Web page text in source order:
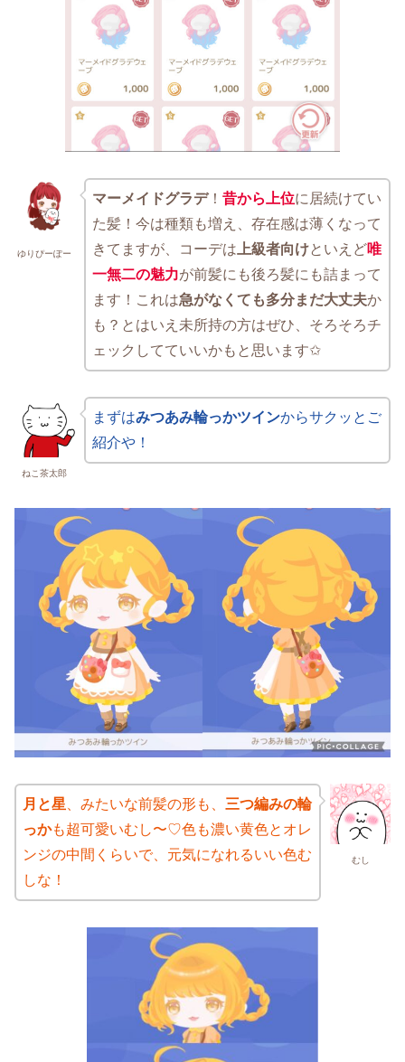
ゆりぴーぽー
マーメイドグラデ！ 昔から上位に居続けてい
た髪！今は種類も増え、存在感は薄くなって
きてますが、コーデは 上級者向けといえど唯
一無二の魅力が前髪にも後ろ髪にも詰まって
ます！これは急がなくても多分まだ大丈夫か
も？とはいえ未所持の方はぜひ、そろそろチ
ェックしてていいかもと思います✩
ねこ茶太郎
まずはみつあみ輪っかツインからサクッとご
紹介や！
むし
月と星、みたいな前髪の形も、 三つ編みの輪
っかも超可愛いむし〜♡色も濃い黄色とオレ
ンジの中間くらいで、元気になれるいい色む
しな！